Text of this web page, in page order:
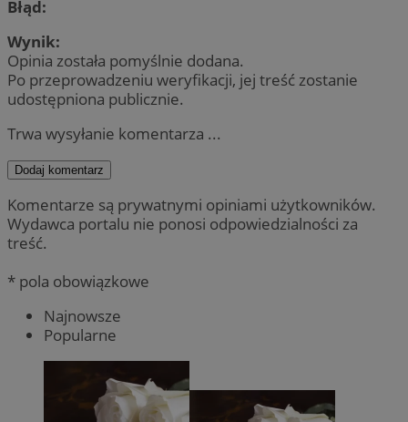
Błąd:
Wynik:
Opinia została pomyślnie dodana.
Po przeprowadzeniu weryfikacji, jej treść zostanie
udostępniona publicznie.
Trwa wysyłanie komentarza ...
Dodaj komentarz
Komentarze są prywatnymi opiniami użytkowników.
Wydawca portalu nie ponosi odpowiedzialności za
treść.
* pola obowiązkowe
Najnowsze
Popularne